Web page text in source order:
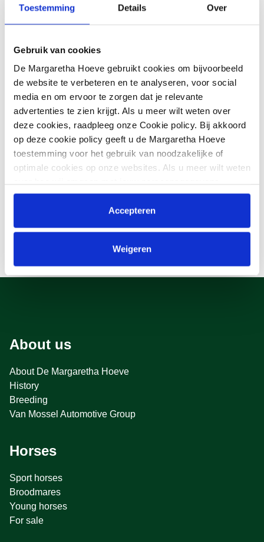
Toestemming Details Over
Gebruik van cookies
De Margaretha Hoeve gebruikt cookies om bijvoorbeeld
de website te verbeteren en te analyseren, voor social
media en om ervoor te zorgen dat je relevante
advertenties te zien krijgt. Als u meer wilt weten over
deze cookies, raadpleeg onze Cookie policy. Bij akkoord
op deze cookie policy geeft u de Margaretha Hoeve
toestemming voor het gebruik van noodzakelijke of
optimale cookies op onze websites. Als u meer wilt weten
raadpleeg onzePrivacyverklaring. U kunt de cookie
instellingen te allen tijde aanpassen via de link onderaan
de website.
Accepteren
Weigeren
About us
About De Margaretha Hoeve
History
Breeding
Van Mossel Automotive Group
Horses
Sport horses
Broodmares
Young horses
For sale